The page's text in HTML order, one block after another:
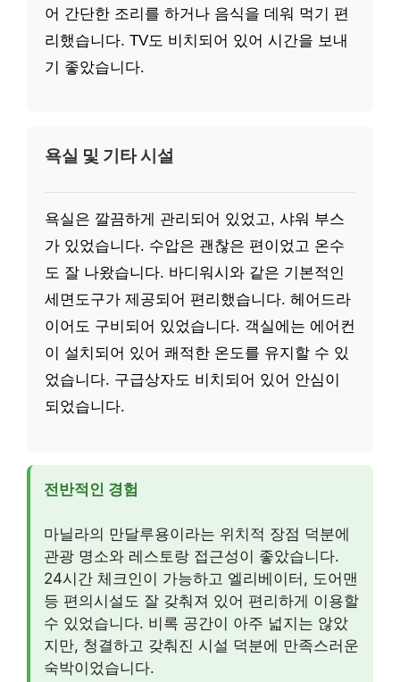
어 간단한 조리를 하거나 음식을 데워 먹기 편
리했습니다. TV도 비치되어 있어 시간을 보내
기 좋았습니다.
욕실 및 기타 시설
욕실은 깔끔하게 관리되어 있었고, 샤워 부스
가 있었습니다. 수압은 괜찮은 편이었고 온수
도 잘 나왔습니다. 바디워시와 같은 기본적인
세면도구가 제공되어 편리했습니다. 헤어드라
이어도 구비되어 있었습니다. 객실에는 에어컨
이 설치되어 있어 쾌적한 온도를 유지할 수 있
었습니다. 구급상자도 비치되어 있어 안심이
되었습니다.
전반적인 경험
마닐라의 만달루용이라는 위치적 장점 덕분에
관광 명소와 레스토랑 접근성이 좋았습니다.
24시간 체크인이 가능하고 엘리베이터, 도어맨
등 편의시설도 잘 갖춰져 있어 편리하게 이용할
수 있었습니다. 비록 공간이 아주 넓지는 않았
지만, 청결하고 갖춰진 시설 덕분에 만족스러운
숙박이었습니다.